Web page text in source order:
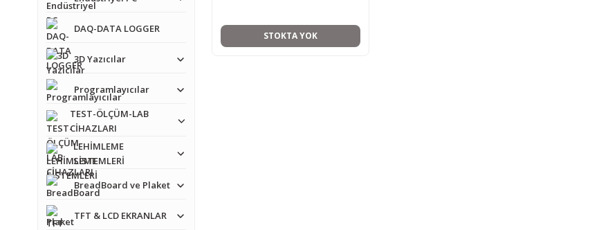
DAQ-DATA LOGGER
3D Yazıcılar
Programlayıcılar
TEST-ÖLÇÜM-LAB
CİHAZLARI
LEHİMLEME
SİSTEMLERİ
BreadBoard ve Plaket
TFT & LCD EKRANLAR
STOKTA YOK